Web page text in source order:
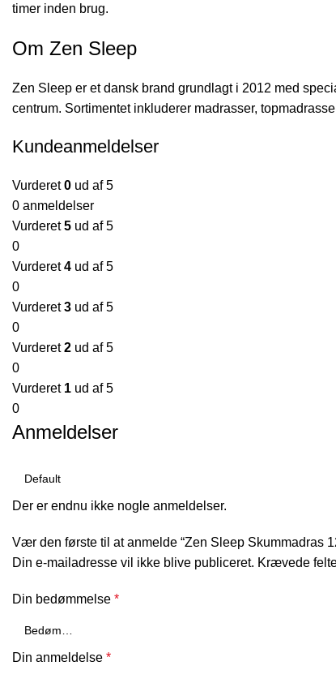
timer inden brug.
Om Zen Sleep
Zen Sleep er et dansk brand grundlagt i 2012 med
centrum. Sortimentet inkluderer madrasser,
Kundeanmeldelser
Vurderet0 ud af 5
0 anmeldelser
Vurderet5 ud af 5
0
Vurderet4 ud af 5
0
Vurderet3 ud af 5
0
Vurderet2 ud af 5
0
Vurderet 1 ud af 5
0
Anmeldelser
Der er endnu ikke nogle anmeldelser.
Vær den første til at anmelde “Zen Sleep Skummadras
Din e-mailadresse vil ikke blive publiceret. Krævede
Din bedømmelse *
Din anmeldelse *